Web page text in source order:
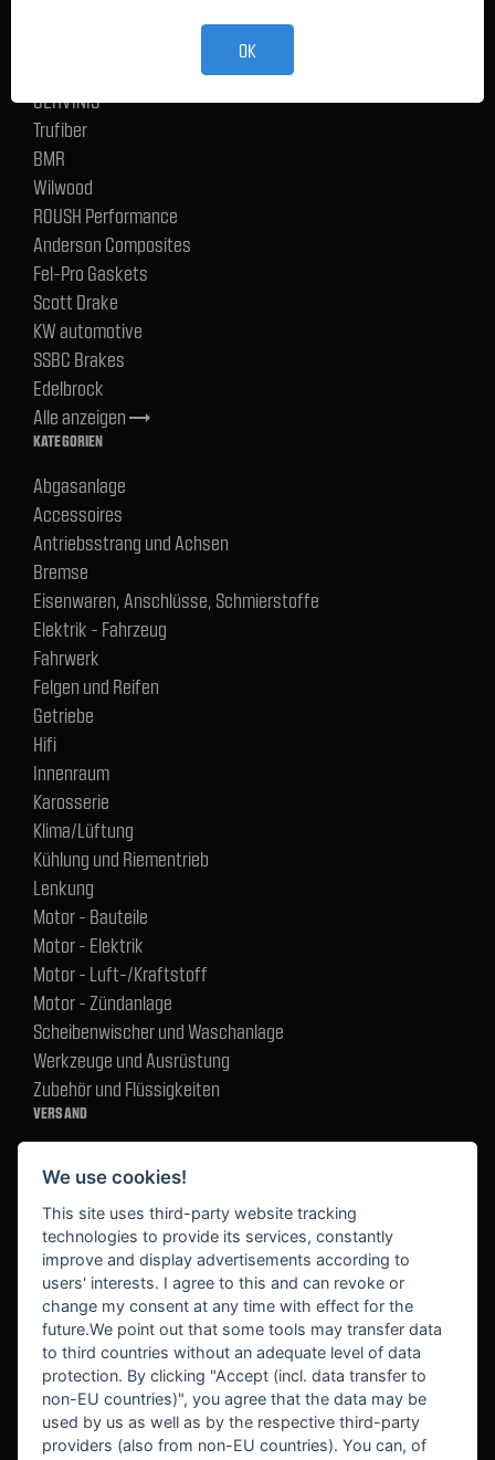
CERVINIS
Trufiber
BMR
Wilwood
ROUSH Performance
Anderson Composites
Fel-Pro Gaskets
Scott Drake
KW automotive
SSBC Brakes
Edelbrock
Alle anzeigentrending_flat
KATEGORIEN
Abgasanlage
Accessoires
Antriebsstrang und Achsen
Bremse
Eisenwaren, Anschlüsse, Schmierstoffe
Elektrik - Fahrzeug
Fahrwerk
Felgen und Reifen
Getriebe
Hifi
Innenraum
Karosserie
Klima/Lüftung
Kühlung und Riementrieb
Lenkung
Motor - Bauteile
Motor - Elektrik
Motor - Luft-/Kraftstoff
Motor - Zündanlage
Scheibenwischer und Waschanlage
Werkzeuge und Ausrüstung
Zubehör und Flüssigkeiten
VERSAND
BEKANNT AUS
OK
We use cookies!
This site uses third-party website tracking
technologies to provide its services, constantly
improve and display advertisements according to
users' interests. I agree to this and can revoke or
change my consent at any time with effect for the
future.We point out that some tools may transfer data
to third countries without an adequate level of data
protection. By clicking "Accept (incl. data transfer to
non-EU countries)", you agree that the data may be
used by us as well as by the respective third-party
providers (also from non-EU countries). You can, of